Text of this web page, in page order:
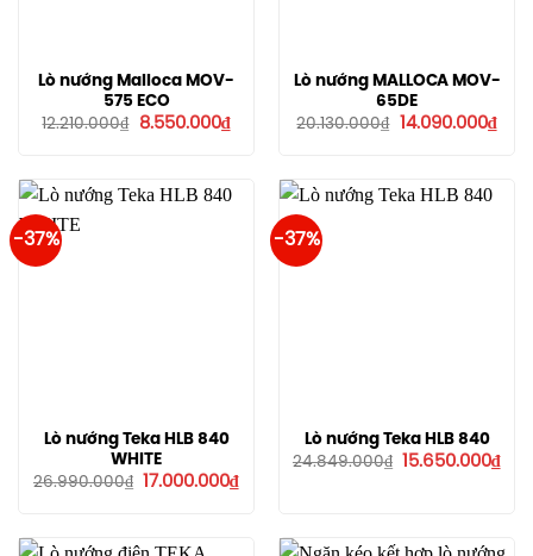
Lò nướng Malloca MOV-
575 ECO
12.210.000₫
Giá
8.550.000₫Giá
hiện
8.550.000₫.
Lò nướng MALLOCA MOV-
65DE
20.130.000₫
Giá
14.090.000₫Giá
hiện
-37%
Lò nướng Teka HLB 840
WHITE
26.990.000₫ Giá
17.000.000₫Giá
hiện
17.000.000₫.
-37%
Lò nướng Teka HLB 840
24.849.000₫ Giá
15.650.000₫Giá